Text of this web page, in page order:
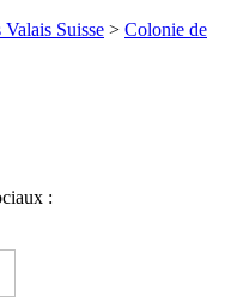
Suisse > Colonie de
: